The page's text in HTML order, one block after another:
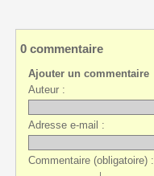
0 commentaire
Ajouter un commentaire
Auteur :
Adresse e-mail :
Commentaire (obligatoire) :